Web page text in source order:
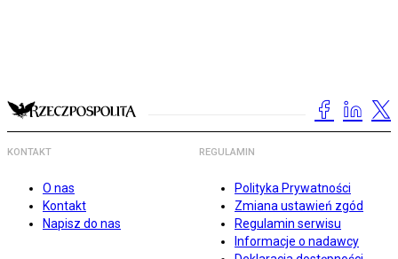
KONTAKT
O nas
Kontakt
Napisz do nas
REGULAMIN
Polityka Prywatności
Zmiana ustawień zgód
Regulamin serwisu
Informacje o nadawcy